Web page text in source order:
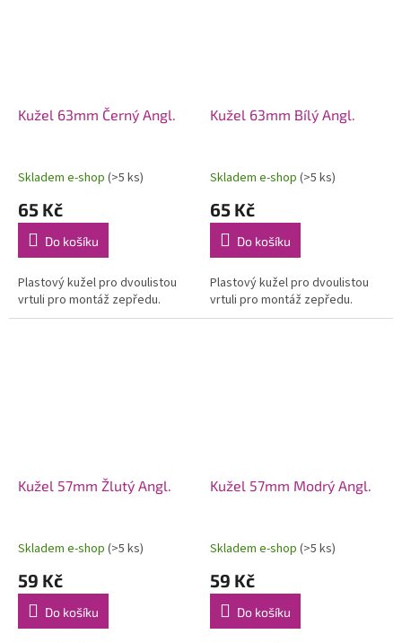
Kužel 63mm Černý Angl.
Skladem e-shop (>5 ks)
65 Kč
Do košíku
Plastový kužel pro dvoulistou
vrtuli pro montáž zepředu.
Kužel 63mm Bílý Angl.
Skladem e-shop (>5 ks)
65 Kč
Do košíku
Plastový kužel pro dvoulistou
vrtuli pro montáž zepředu.
Kužel 57mm Žlutý Angl.
Skladem e-shop (>5 ks)
59 Kč
Do košíku
Kužel 57mm Modrý Angl.
Skladem e-shop (>5 ks)
59 Kč
Do košíku